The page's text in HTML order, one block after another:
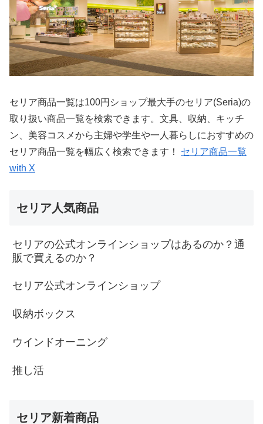
セリア商品一覧は100円ショップ最大手のセリア(Seria)の
取り扱い商品一覧を検索できます。文具、収納、キッチ
ン、美容コスメから主婦や学生や一人暮らしにおすすめの
セリア商品一覧を幅広く検索できます！ セリア商品一覧
with X
セリア人気商品
セリアの公式オンラインショップはあるのか？通
販で買えるのか？
セリア公式オンラインショップ
収納ボックス
ウインドオーニング
推し活
セリア新着商品